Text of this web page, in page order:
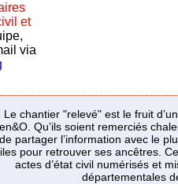
et
via
Le chantier "relevé" est le fruit
Qu’ils soient remerciés
de partager l’information avec le
pour retrouver ses ancêtres.
actes d’état civil numérisés et
départementales